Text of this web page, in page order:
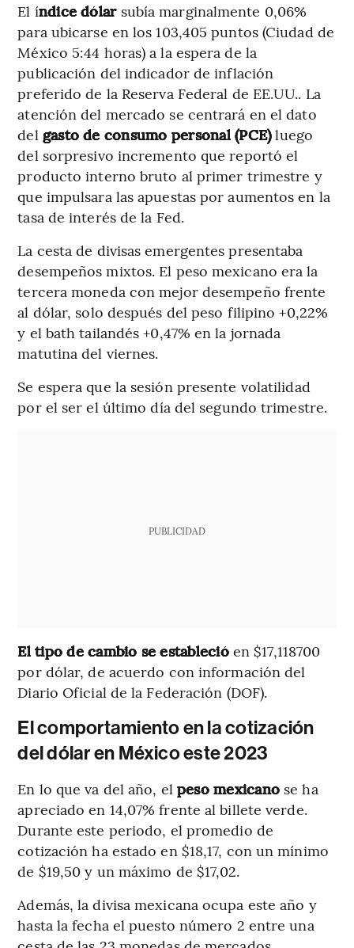
El índice dólar subía marginalmente 0,06%
para ubicarse en los 103,405 puntos (Ciudad de
México 5:44 horas) a la espera de la
publicación del indicador de inflación
preferido de la Reserva Federal de EE.UU.. La
atención del mercado se centrará en el dato
del gasto de consumo personal (PCE)luego
del sorpresivo incremento que reportó el
producto interno bruto al primer trimestre y
que impulsara las apuestas por aumentos en la
tasa de interés de la Fed.
La cesta de divisas emergentes presentaba
desempeños mixtos. El peso mexicano era la
tercera moneda con mejor desempeño frente
al dólar, solo después del peso filipino +0,22%
y el bath tailandés +0,47% en la jornada
matutina del viernes.
Se espera que la sesión presente volatilidad
por el ser el último día del segundo trimestre.
PUBLICIDAD
El tipo de cambio se establecióen $17,118700
por dólar, de acuerdo con información del
Diario Oficial de la Federación (DOF).
El comportamiento en la cotización
del dólar en México este 2023
En lo que va del año, el peso mexicano se ha
apreciado en 14,07% frente al billete verde.
Durante este periodo, el promedio de
cotización ha estado en $18,17, con un mínimo
de $19,50 y un máximo de $17,02.
Además, la divisa mexicana ocupa este año y
hasta la fecha el puesto número 2 entre una